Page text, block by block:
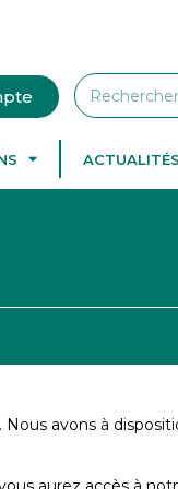
ACTUALITÉS
avons à